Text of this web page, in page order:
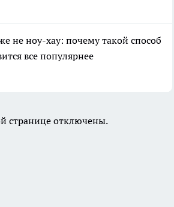
не ноу-хау: почему такой способ
все популярнее
странице отключены.